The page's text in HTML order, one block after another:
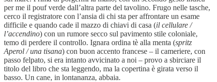
per me il pouf verde dall’altra parte del tavolino. Frugo nelle tasche,
cerco il registratore con l’ansia di chi sta per affrontare un esame
difficile e quando cade il mazzo di chiavi di casa (il cellulare /
l’accendino) con un rumore secco sul pavimento stile coloniale,
temo di perdere il controllo. Ignara ordina tè alla menta (spritz
Aperol / una tisana) con buon accento francese – il cameriere, con
passo felpato, si era intanto avvicinato a noi – provo a sbirciare il
titolo del libro che sta leggendo, ma la copertina è girata verso il
basso. Un cane, in lontananza, abbaia.